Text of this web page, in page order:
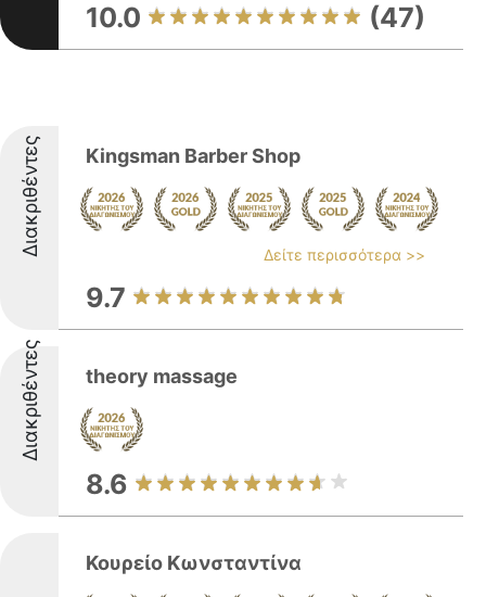
10.0 (47)
Διακριθέντες Kingsman Barber Shop
Δείτε περισσότερα >>
9.7
Διακριθέντες theory massage
8.6
Κουρείο Κωνσταντίνα